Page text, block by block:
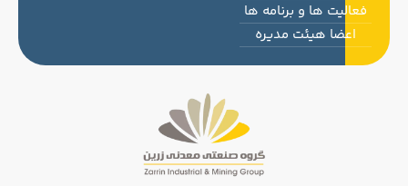
فعالیت ها و برنامه ها
اعضا هیئت مدیره